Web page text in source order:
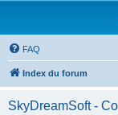
FAQ
Index du forum
SkyDreamSoft -